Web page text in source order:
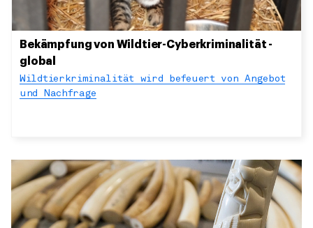
Bekämpfung von Wildtier-Cyberkriminalität -
global
Wildtierkriminalität wird befeuert von Angebot
und Nachfrage